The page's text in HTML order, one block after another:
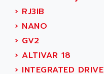
ROTOVAR
AS-I
PANELVIEW 1200
MDLQ
AQUAMETRO
AQUASET
ARBO
› RJ3IB
› NANO
› GV2
› ALTIVAR 18
› INTEGRATED DRIVE